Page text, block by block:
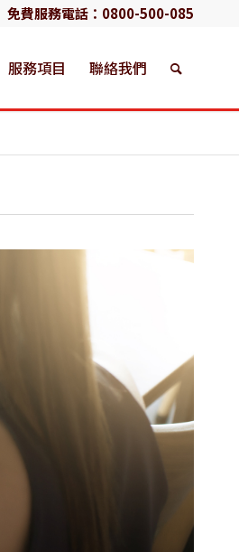
免費服務電話： 0800-500-085
服務項目 聯絡我們